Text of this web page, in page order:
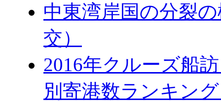
中東湾岸国の分裂
交）
2016年クルーズ船
別寄港数ランキン